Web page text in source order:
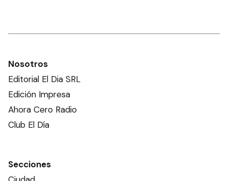
Nosotros
Editorial El Dia SRL
Edición Impresa
Ahora Cero Radio
Club El Día
Secciones